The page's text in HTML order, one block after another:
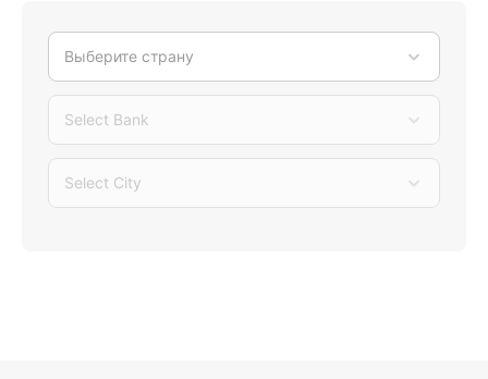
Выберите страну
Select Bank
Select City